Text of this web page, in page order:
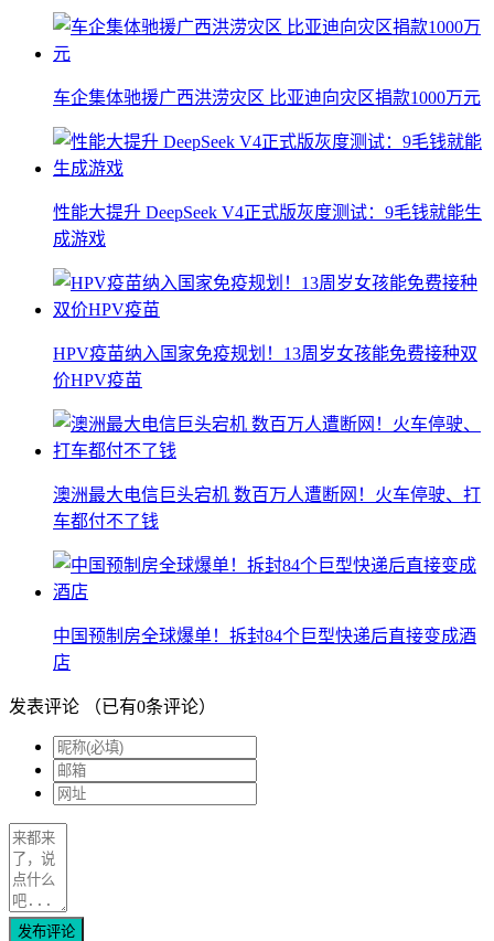
车企集体驰援广西洪涝灾区 比亚迪向灾区捐款1000万元
性能大提升 DeepSeek V4正式版灰度测试：9毛钱就能生
成游戏
HPV疫苗纳入国家免疫规划！13周岁女孩能免费接种双
价HPV疫苗
澳洲最大电信巨头宕机 数百万人遭断网！火车停驶、打
车都付不了钱
中国预制房全球爆单！拆封84个巨型快递后直接变成酒
店
发表评论 （已有0条评论）
发布评论